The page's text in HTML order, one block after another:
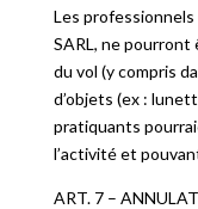
Les professionnels
SARL, ne
du vol (y compris
d’objets (ex :
pratiquants
l’activité et
ART. 7 –